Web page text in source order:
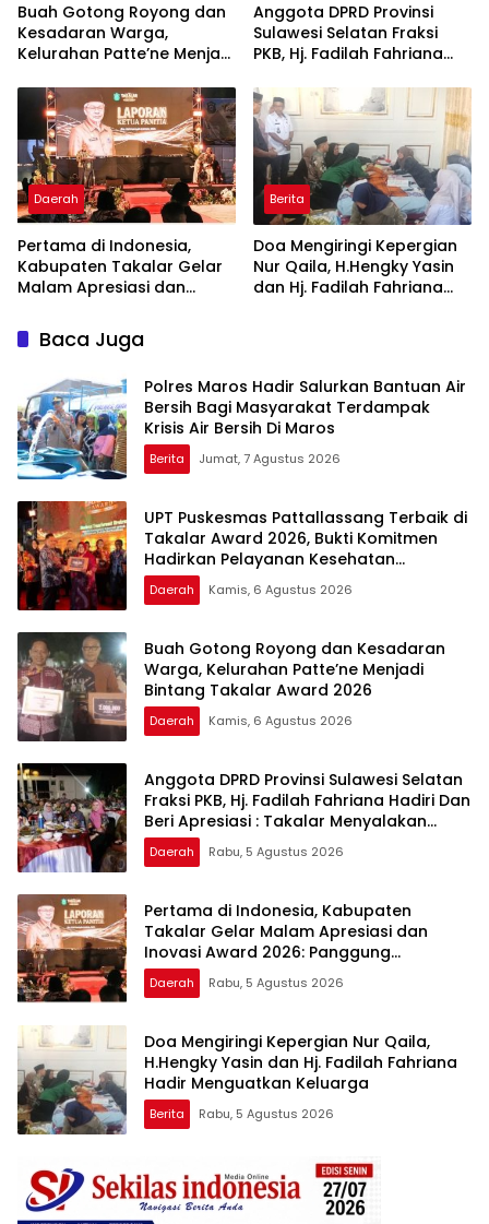
Buah Gotong Royong dan
Kesadaran Warga,
Kelurahan Patte’ne Menjadi
2026
Anggota DPRD Provinsi
Sulawesi Selatan Fraksi
PKB, Hj. Fadilah Fahriana
Takalar Menyalakan
Lentera Pengabdian
Melalui Malam Apresiasi
dan Inovasi Award 2026
Daerah
Pertama di Indonesia,
Kabupaten Takalar Gelar
Malam Apresiasi dan
Panggung Penghargaan
bagi Pelayan Publik
Berita
Doa Mengiringi Kepergian
Nur Qaila, H.Hengky Yasin
dan Hj. Fadilah Fahriana
Baca Juga
Polres Maros Hadir Salurkan Bantuan Air
Bersih Bagi Masyarakat Terdampak
Krisis Air Bersih Di Maros
Berita Jumat, 7 Agustus 2026
UPT Puskesmas Pattallassang Terbaik di
Takalar Award 2026, Bukti Komitmen
Hadirkan Pelayanan Kesehatan
Berkualitas
Daerah Kamis, 6 Agustus 2026
Buah Gotong Royong dan Kesadaran
Warga, Kelurahan Patte’ne Menjadi
Bintang Takalar Award 2026
Daerah Kamis, 6 Agustus 2026
Anggota DPRD Provinsi Sulawesi Selatan
Fraksi PKB, Hj. Fadilah Fahriana Hadiri Dan
Beri Apresiasi : Takalar Menyalakan
Lentera Pengabdian Melalui Malam
Apresiasi dan Inovasi Award 2026
Daerah Rabu, 5 Agustus 2026
Pertama di Indonesia, Kabupaten
Takalar Gelar Malam Apresiasi dan
Inovasi Award 2026: Panggung
Penghargaan bagi Pelayan Publik
Berprestasi
Daerah Rabu, 5 Agustus 2026
Doa Mengiringi Kepergian Nur Qaila,
H.Hengky Yasin dan Hj. Fadilah Fahriana
Hadir Menguatkan Keluarga
Berita Rabu, 5 Agustus 2026